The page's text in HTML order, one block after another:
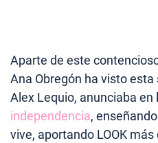
Aparte de este
Ana Obregón ha visto
Alex Lequio, anunciaba en
independencia,
vive, aportando LOOK más